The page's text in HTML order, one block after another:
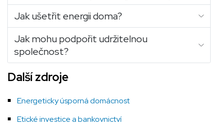
Jak ušetřit energii doma?
Jak mohu podpořit udržitelnou
společnost?
Další zdroje
Energeticky úsporná domácnost
Etické investice a bankovnictví